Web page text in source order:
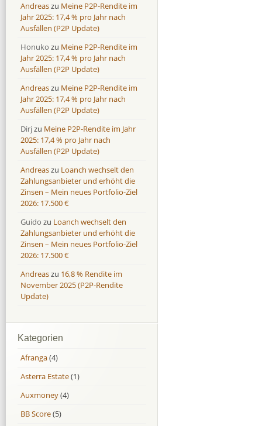
Andreaszu Meine P2P-Rendite im
Jahr 2025: 17,4 % pro Jahr nach
Ausfällen (P2P Update)
Honuko zu Meine P2P-Rendite im
Jahr 2025: 17,4 % pro Jahr nach
Ausfällen (P2P Update)
Andreaszu Meine P2P-Rendite im
Jahr 2025: 17,4 % pro Jahr nach
Ausfällen (P2P Update)
Dirjzu Meine P2P-Rendite im Jahr
2025: 17,4 % pro Jahr nach
Ausfällen (P2P Update)
Andreaszu Loanch wechselt den
Zahlungsanbieter und erhöht die
Zinsen – Mein neues Portfolio-Ziel
2026: 17.500 €
Guido zu Loanch wechselt den
Zahlungsanbieter und erhöht die
Zinsen – Mein neues Portfolio-Ziel
2026: 17.500 €
Andreaszu 16,8 % Rendite im
November 2025 (P2P-Rendite
Update)
Kategorien
Afranga(4)
Asterra Estate(1)
Auxmoney(4)
BB Score(5)